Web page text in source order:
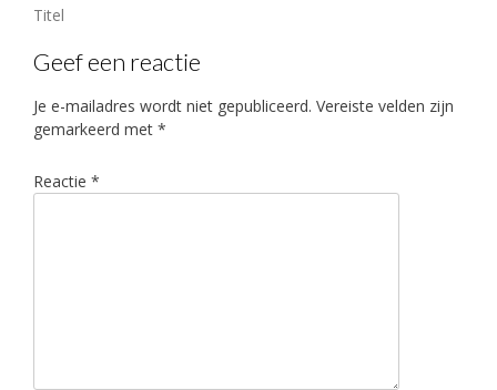
Bericht
Titel
Geef een reactie
Je e-mailadres wordt niet gepubliceerd. Vereiste velden zijn
gemarkeerd met *
Reactie *